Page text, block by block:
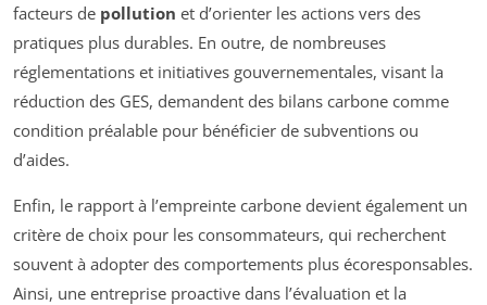
facteurs de pollution et d’orienter les actions vers des
pratiques plus durables. En outre, de nombreuses
réglementations et initiatives gouvernementales, visant la
réduction des GES, demandent des bilans carbone comme
condition préalable pour bénéficier de subventions ou
d’aides.
Enfin, le rapport à l’empreinte carbone devient également un
critère de choix pour les consommateurs, qui recherchent
souvent à adopter des comportements plus écoresponsables.
Ainsi, une entreprise proactive dans l’évaluation et la